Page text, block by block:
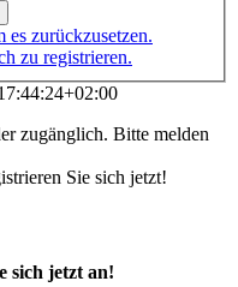
zurückzusetzen.
zu registrieren.
zugänglich. Bitte melden
Sie sich jetzt!
sich jetzt an!